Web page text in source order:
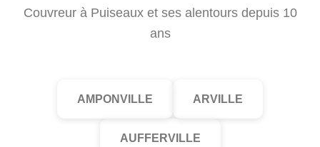
Couvreur à Puiseaux et ses alentours depuis 10
ans
AMPONVILLE ARVILLE
AUFFERVILLE